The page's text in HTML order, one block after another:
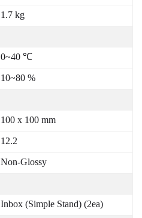
1.7 kg
0~40 ℃
10~80 %
100 x 100 mm
12.2
Non-Glossy
Inbox (Simple Stand) (2ea)